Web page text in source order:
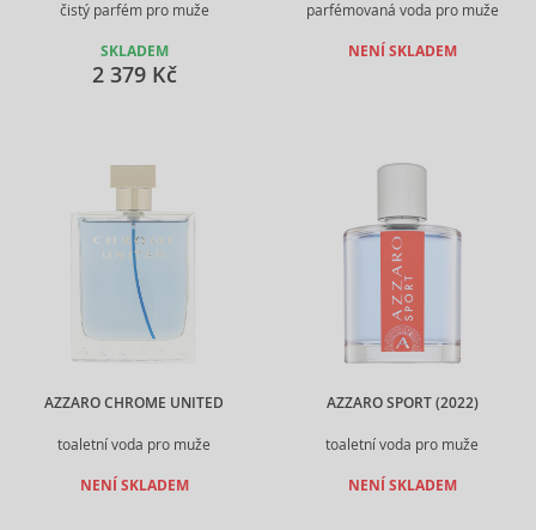
čistý parfém pro muže
SKLADEM
2 379 Kč
parfémovaná voda pro muže
NENÍ SKLADEM
AZZARO CHROME UNITED
toaletní voda pro muže
NENÍ SKLADEM
AZZARO SPORT (2022)
toaletní voda pro muže
NENÍ SKLADEM